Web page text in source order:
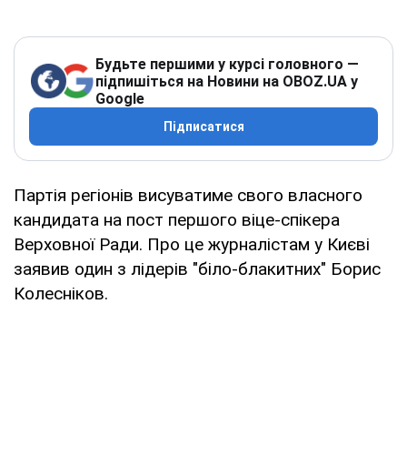
Будьте першими у курсі головного —
підпишіться на Новини на OBOZ.UA у
Google
Підписатися
Партія регіонів висуватиме свого власного
кандидата на пост першого віце-спікера
Верховної Ради. Про це журналістам у Києві
заявив один з лідерів "біло-блакитних" Борис
Колесніков.